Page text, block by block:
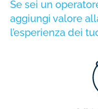
Se sei un
aggiungi valore
l’esperienza dei